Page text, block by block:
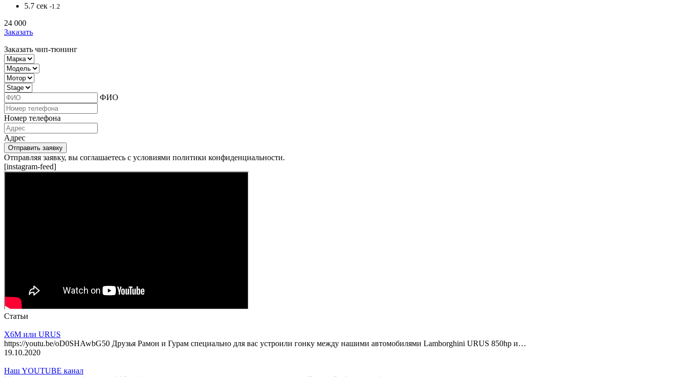
5.7 сек -1.2
24 000
Заказать
Заказать чип-тюнинг
ФИО
Номер телефона
Адрес
Отправить заявку
Отправляя заявку, вы соглашаетесь с условиями политики конфиденциальности.
[instagram-feed]
Статьи
X6M или URUS
https://youtu.be/oD0SHAwbG50 Друзья Рамон и Гурам специально для вас устроили гонку между нашими автомобилями Lamborghini URUS 850hp и…
19.10.2020
Наш YOUTUBE канал